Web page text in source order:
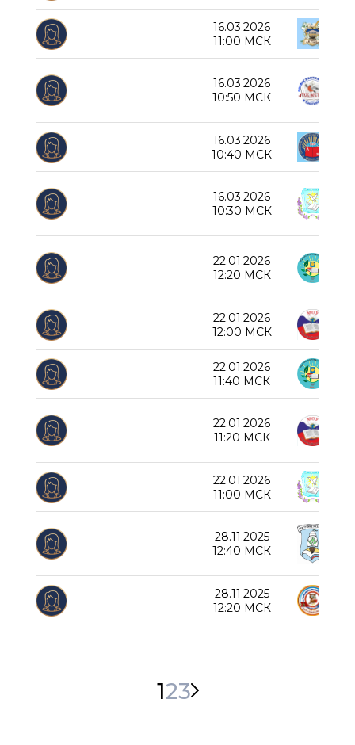
16.03.2026
11:00 МСК
16.03.2026
10:50 МСК
16.03.2026
10:40 МСК
16.03.2026
10:30 МСК
22.01.2026
12:20 МСК
22.01.2026
12:00 МСК
22.01.2026
11:40 МСК
22.01.2026
11:20 МСК
22.01.2026
11:00 МСК
28.11.2025
12:40 МСК
28.11.2025
12:20 МСК
123